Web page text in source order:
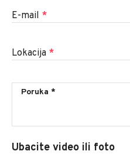
E-mail *
Lokacija *
Ubacite video ili foto